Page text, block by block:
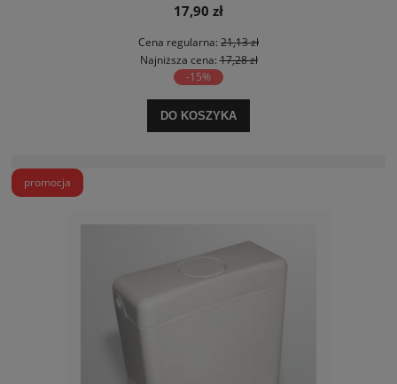
17,90 zł
Cena regularna: 21,13 zł
Najniższa cena:17,28 zł
-15%
DO KOSZYKA
promocja